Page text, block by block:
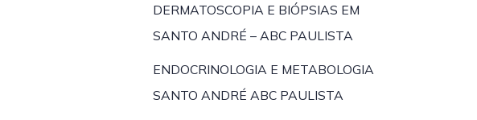
DERMATOSCOPIA E BIÓPSIAS EM
SANTO ANDRÉ – ABC PAULISTA
ENDOCRINOLOGIA E METABOLOGIA
SANTO ANDRÉ ABC PAULISTA